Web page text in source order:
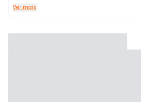
Ver mais